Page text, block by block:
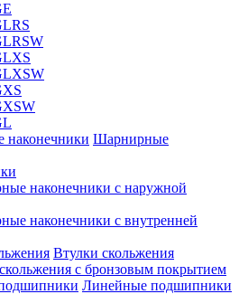
Шарнирные
наконечники с наружной
наконечники с внутренней
Втулки скольжения
с бронзовым покрытием
Линейные подшипники